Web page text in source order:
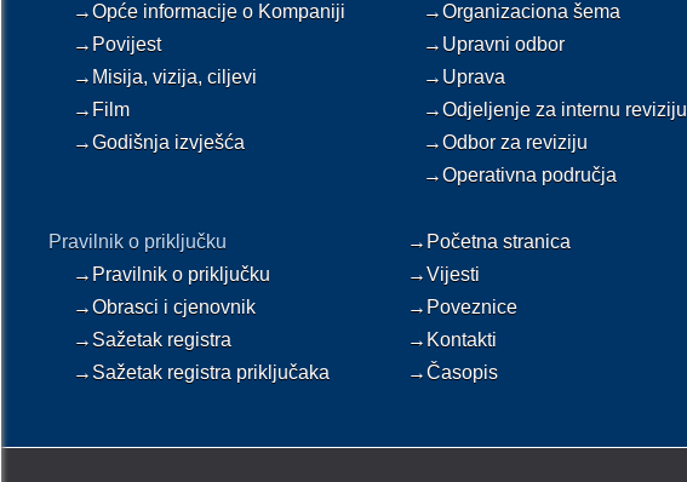
→Opće informacije o Kompaniji
→Povijest
→Misija, vizija, ciljevi
→Film
→Godišnja izvješća
→Organizaciona šema
→Upravni odbor
→Uprava
→Odjeljenje za internu reviziju
→Odbor za reviziju
→Operativna područja
Pravilnik o priključku
→Pravilnik o priključku
→Obrasci i cjenovnik
→Sažetak registra
→Sažetak registra priključaka
→Početna stranica
→Vijesti
→Poveznice
→Kontakti
→Časopis